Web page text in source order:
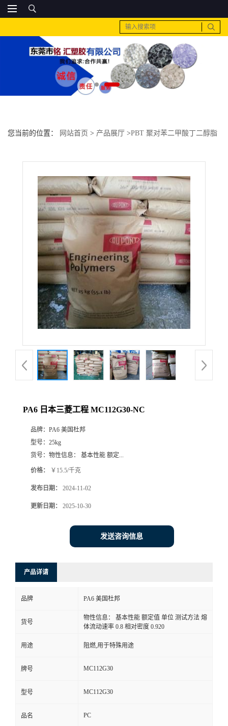
您当前的位置： 网站首页 > 产品展厅 >PBT 聚对苯二甲酸丁二醇脂
PA6 日本三菱工程 MC112G30-NC
品牌： PA6 美国杜邦
型号： 25kg
货号： 物性信息： 基本性能 额定...
价格： ￥15.5/千克
发布日期： 2024-11-02
更新日期： 2025-10-30
发送咨询信息
产品详请
品牌 PA6 美国杜邦
货号
物性信息： 基本性能 额定值 单位 测试方法 熔
体流动速率 0.8 相对密度 0.920
用途 阻燃,用于特殊用途
牌号 MC112G30
型号 MC112G30
品名 PC